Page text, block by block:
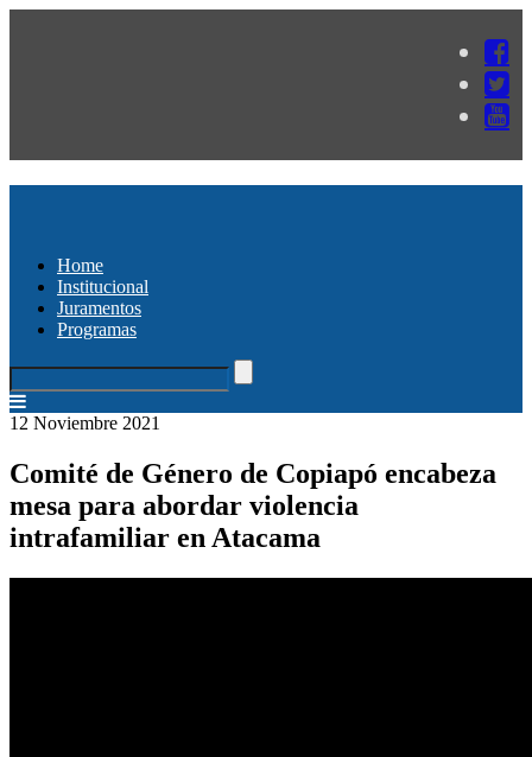
Home
Institucional
Juramentos
Programas
12 Noviembre 2021
Comité de Género de Copiapó encabeza
mesa para abordar violencia
intrafamiliar en Atacama